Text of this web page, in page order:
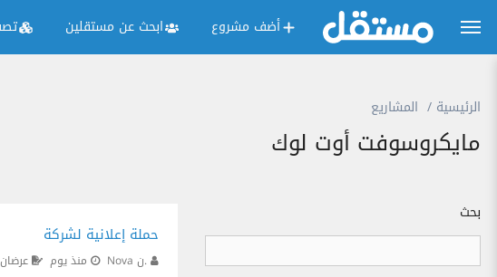
أضف مشروع ابحث عن مستقلين
الرئيسية المشاريع
مايكروسوفت أوت لوك
بحث
حملة إعلانية لشركة
Nova ن. منذ يوم عرضان